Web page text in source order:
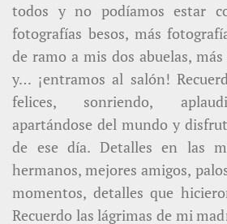
todos y no podíamos estar
fotografías besos, más
de ramo a mis dos abuelas,
y… ¡entramos al salón!
felices, sonriendo,
apartándose del mundo y
de ese día. Detalles en las
hermanos, mejores amigos,
momentos, detalles que
Recuerdo las lágrimas de mi